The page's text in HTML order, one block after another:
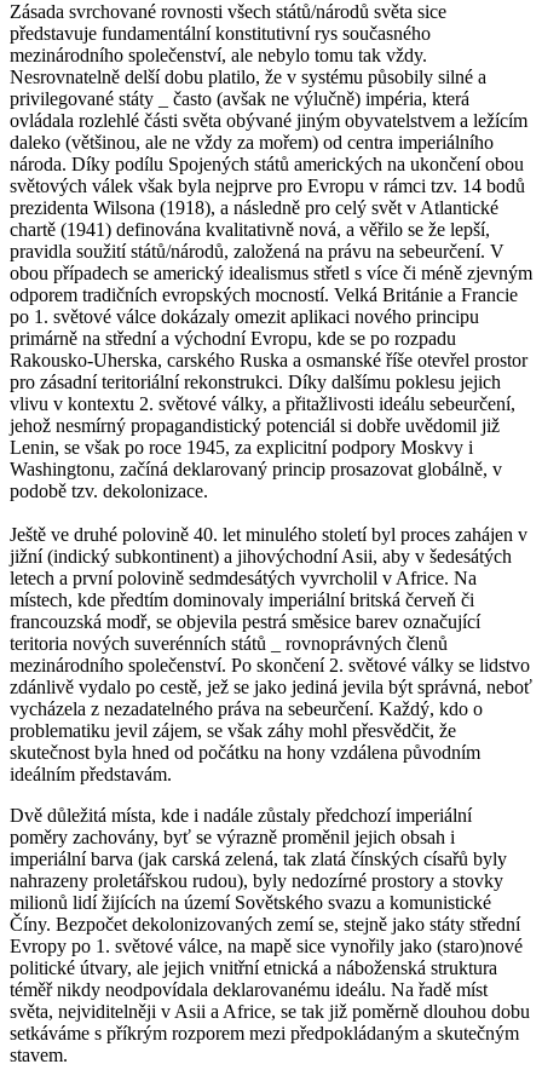
Zásada svrchované rovnosti všech států/národů světa sice
představuje fundamentální konstitutivní rys současného
mezinárodního společenství, ale nebylo tomu tak vždy.
Nesrovnatelně delší dobu platilo, že v systému působily silné a
privilegované státy _ často (avšak ne výlučně) impéria, která
ovládala rozlehlé části světa obývané jiným obyvatelstvem a ležícím
daleko (většinou, ale ne vždy za mořem) od centra imperiálního
národa. Díky podílu Spojených států amerických na ukončení obou
světových válek však byla nejprve pro Evropu v rámci tzv. 14 bodů
prezidenta Wilsona (1918), a následně pro celý svět v Atlantické
chartě (1941) definována kvalitativně nová, a věřilo se že lepší,
pravidla soužití států/národů, založená na právu na sebeurčení. V
obou případech se americký idealismus střetl s více či méně zjevným
odporem tradičních evropských mocností. Velká Británie a Francie
po 1. světové válce dokázaly omezit aplikaci nového principu
primárně na střední a východní Evropu, kde se po rozpadu
Rakousko-Uherska, carského Ruska a osmanské říše otevřel prostor
pro zásadní teritoriální rekonstrukci. Díky dalšímu poklesu jejich
vlivu v kontextu 2. světové války, a přitažlivosti ideálu sebeurčení,
jehož nesmírný propagandistický potenciál si dobře uvědomil již
Lenin, se však po roce 1945, za explicitní podpory Moskvy i
Washingtonu, začíná deklarovaný princip prosazovat globálně, v
podobě tzv. dekolonizace.
Ještě ve druhé polovině 40. let minulého století byl proces zahájen v
jižní (indický subkontinent) a jihovýchodní Asii, aby v šedesátých
letech a první polovině sedmdesátých vyvrcholil v Africe. Na
místech, kde předtím dominovaly imperiální britská červeň či
francouzská modř, se objevila pestrá směsice barev označující
teritoria nových suverénních států _ rovnoprávných členů
mezinárodního společenství. Po skončení 2. světové války se lidstvo
zdánlivě vydalo po cestě, jež se jako jediná jevila být správná, neboť
vycházela z nezadatelného práva na sebeurčení. Každý, kdo o
problematiku jevil zájem, se však záhy mohl přesvědčit, že
skutečnost byla hned od počátku na hony vzdálena původním
ideálním představám.
Dvě důležitá místa, kde i nadále zůstaly předchozí imperiální
poměry zachovány, byť se výrazně proměnil jejich obsah i
imperiální barva (jak carská zelená, tak zlatá čínských císařů byly
nahrazeny proletářskou rudou), byly nedozírné prostory a stovky
milionů lidí žijících na území Sovětského svazu a komunistické
Číny. Bezpočet dekolonizovaných zemí se, stejně jako státy střední
Evropy po 1. světové válce, na mapě sice vynořily jako (staro)nové
politické útvary, ale jejich vnitřní etnická a náboženská struktura
téměř nikdy neodpovídala deklarovanému ideálu. Na řadě míst
světa, nejviditelněji v Asii a Africe, se tak již poměrně dlouhou dobu
setkáváme s příkrým rozporem mezi předpokládaným a skutečným
stavem.